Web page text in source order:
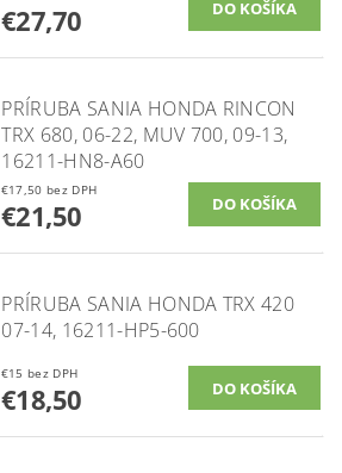
€27,70
PRÍRUBA SANIA HONDA RINCON
TRX 680, 06-22, MUV 700, 09-13,
16211-HN8-A60
€17,50 bez DPH
€21,50
PRÍRUBA SANIA HONDA TRX 420
07-14, 16211-HP5-600
€15 bez DPH
€18,50